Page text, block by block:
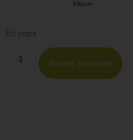
Effacer
En stock
Ajouter au panier